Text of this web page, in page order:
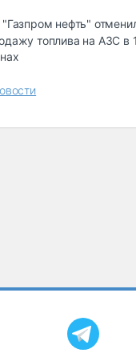
"Газпром нефть"
топлива на АЗС в